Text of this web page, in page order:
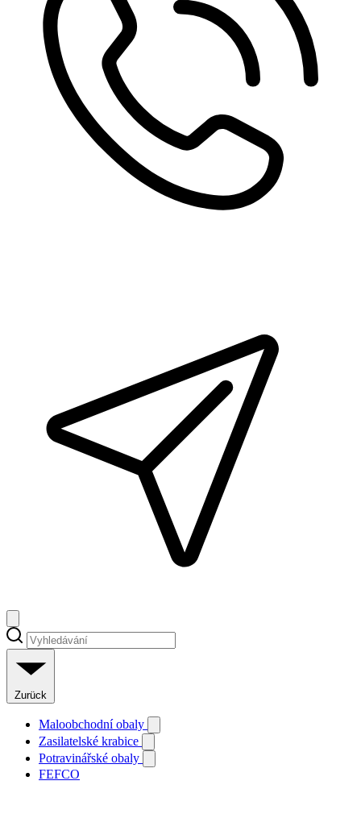
Zurück
Maloobchodní obaly
Zasilatelské krabice
Potravinářské obaly
FEFCO